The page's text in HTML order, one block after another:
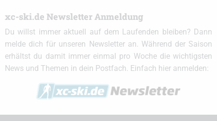
xc-ski.de Newsletter Anmeldung
Du willst immer aktuell auf dem Laufenden bleiben? Dann
melde dich für unseren Newsletter an. Während der Saison
erhältst du damit immer einmal pro Woche die wichtigsten
News und Themen in dein Postfach. Einfach hier anmelden: